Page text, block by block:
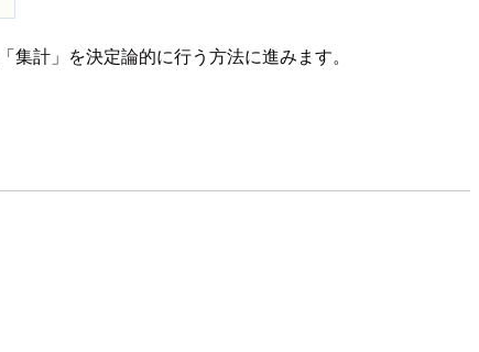
計」を決定論的に行う方法に進みます。